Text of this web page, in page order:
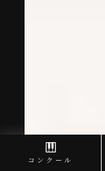
コンクール